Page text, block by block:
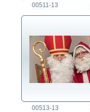
00511-13
00513-13